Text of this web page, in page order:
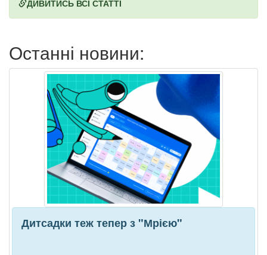
ДИВИТИСЬ ВСІ СТАТТІ
Останні новини:
Дитсадки теж тепер з "Мрією"